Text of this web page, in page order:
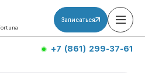
Записаться
+7 (861) 299-37-61